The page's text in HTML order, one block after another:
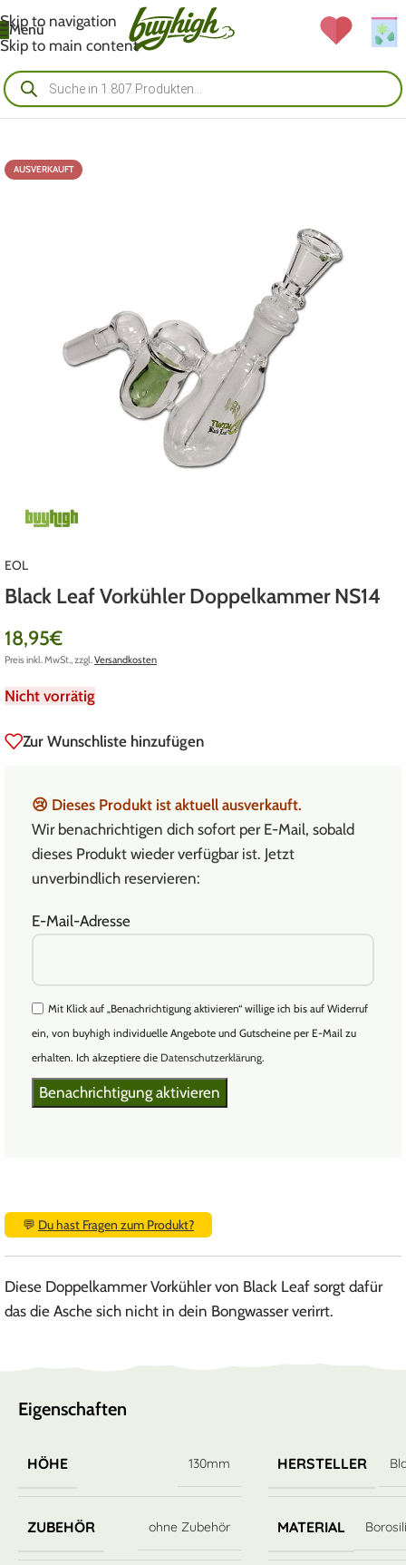
Skip to navigation
Skip to main content
Menü
AUSVERKAUFT
EOL
Black Leaf Vorkühler Doppelkammer NS14
18,95€
Preis inkl. MwSt., zzgl.Versandkosten
Nicht vorrätig
Zur Wunschliste hinzufügen
😢 Dieses Produkt ist aktuell ausverkauft.
Wir benachrichtigen dich sofort per E-Mail, sobald
dieses Produkt wieder verfügbar ist. Jetzt
unverbindlich reservieren:
E-Mail-Adresse
Mit Klick auf „Benachrichtigung aktivieren“ willige ich bis auf Widerruf
ein, von buyhigh individuelle Angebote und Gutscheine per E-Mail zu
erhalten. Ich akzeptiere die Datenschutzerklärung.
💬 Du hast Fragen zum Produkt?
Diese Doppelkammer Vorkühler von Black Leaf sorgt dafür
das die Asche sich nicht in dein Bongwasser verirrt.
Eigenschaften
HÖHE 130mm HERSTELLER
ZUBEHÖR ohne Zubehör MATERIAL